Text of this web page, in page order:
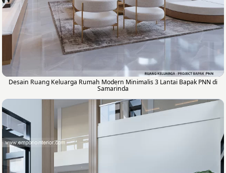
Desain Ruang Keluarga Rumah Modern Minimalis 3 Lantai Bapak PNN di
Samarinda